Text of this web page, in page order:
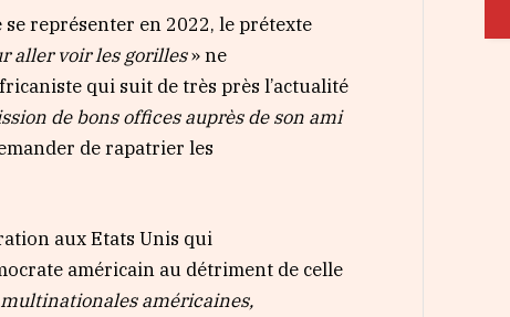
se représenter en 2022, le prétexte
aller voir les gorilles» ne
qui suit de très près l’actualité
de bons offices auprès de son ami
de rapatrier les
aux Etats Unis qui
américain au détriment de celle
multinationales américaines,